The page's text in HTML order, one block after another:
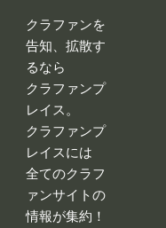
全てのクラフ
ァンサイトの
情報が集約！
［関連サイ
ト］